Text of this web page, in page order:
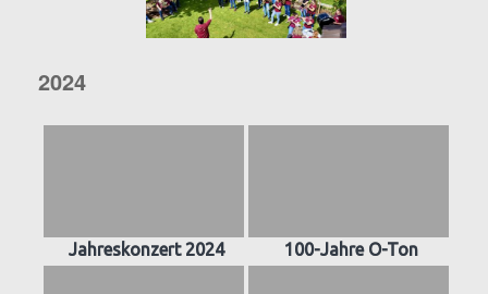
2024
Jahreskonzert 2024 100-Jahre O-Ton